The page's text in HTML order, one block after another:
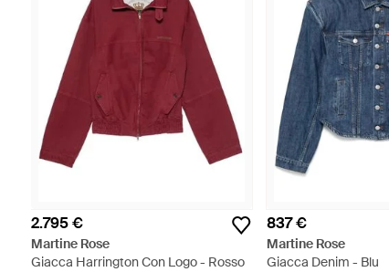
2.795 €
Martine Rose
Giacca Harrington Con Logo - Rosso
837 €
Martine Rose
Giacca Denim - Blu